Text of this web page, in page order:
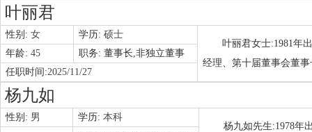
叶丽君
性别: 女 学历: 硕士
叶丽君女士:1981年
经理、第十届董事会董
年龄: 45 职务: 董事长,非独立董事
任职时间:2025/11/27
杨九如
性别: 男 学历: 本科
杨九如先生:1978年